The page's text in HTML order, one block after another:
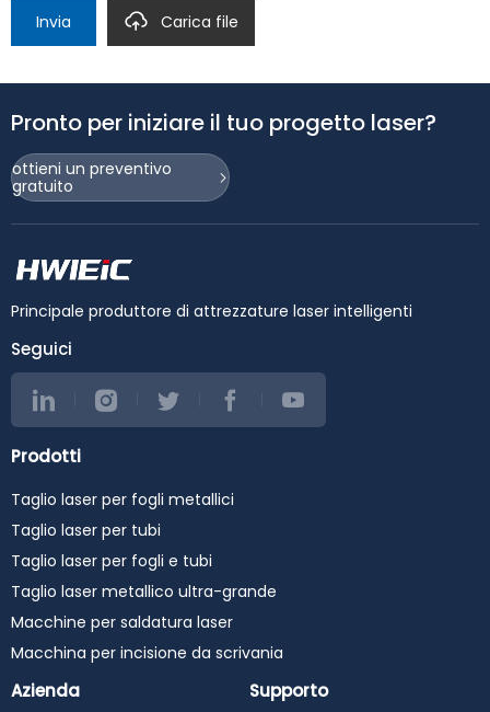
Invia Carica file
Pronto per iniziare il tuo progetto laser?
ottieni un preventivo
gratuito
Principale produttore di attrezzature laser intelligenti
Seguici
Prodotti
Taglio laser per fogli metallici
Taglio laser per tubi
Taglio laser per fogli e tubi
Taglio laser metallico ultra-grande
Macchine per saldatura laser
Macchina per incisione da scrivania
Azienda Supporto